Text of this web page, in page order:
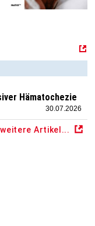
Hämatochezie
30.07.2026
weitere Artikel...